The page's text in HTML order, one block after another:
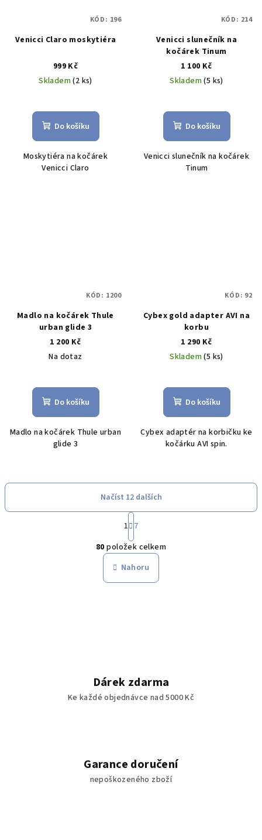
Venicci Claro moskytiéra
999 Kč
Skladem(2 ks)
Do košíku
Moskytiéra na kočárek
Venicci Claro
KÓD: 196
Venicci slunečník na
kočárek Tinum
1 100 Kč
Skladem(5 ks)
Do košíku
Venicci slunečník na kočárek
Tinum
KÓD: 214
Madlo na kočárek Thule
urban glide 3
1 200 Kč
Na dotaz
Do košíku
Madlo na kočárek Thule urban
glide 3
KÓD: 1200
Cybex gold adapter AVI na
korbu
1 290 Kč
Skladem(5 ks)
Do košíku
Cybex adaptér na korbičku ke
kočárku AVI spin.
KÓD: 92
O
v
l
á
k
y
s
u
Načíst 12 dalších
S
t
r
á
n
k
o
1 7
80 položek celkem
Nahoru
Dárek zdarma
Ke každé objednávce nad 5000 Kč
Garance doručení
nepoškozeného zboží